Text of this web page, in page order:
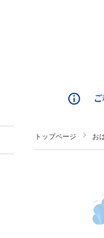
トップページ お